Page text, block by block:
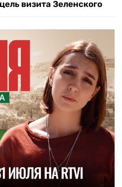
визита Зеленского